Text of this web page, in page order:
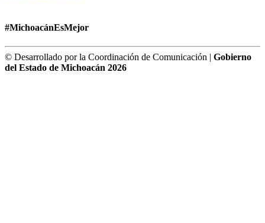
#MichoacánEsMejor
© Desarrollado por la Coordinación de Comunicación | Gobierno
del Estado de Michoacán 2026